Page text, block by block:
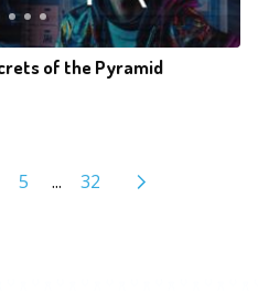
of the Pyramid
5 ... 32